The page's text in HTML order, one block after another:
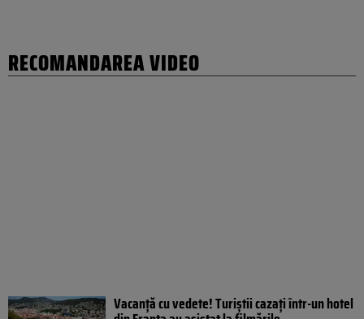
RECOMANDAREA VIDEO
Vacanță cu vedete! Turiștii cazați într-un hotel